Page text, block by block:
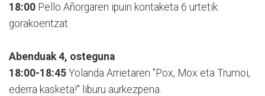
18:00 Pello Añorgaren ipuin kontaketa 6 urtetik
gorakoentzat.
Abenduak 4, osteguna
18:00-18:45 Yolanda Arrietaren "Pox, Mox eta Trumoi,
ederra kasketa!" liburu aurkezpena.